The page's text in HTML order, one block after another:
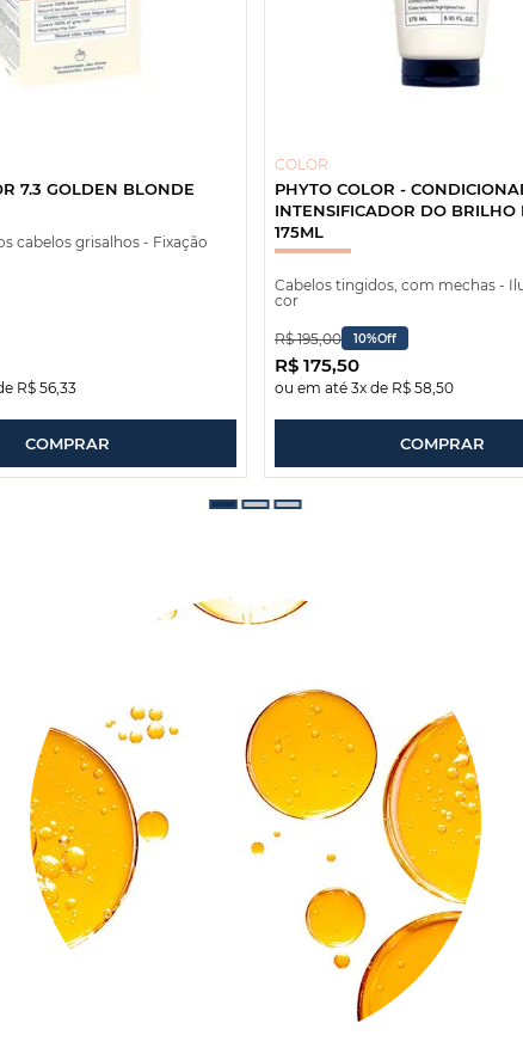
7.3 GOLDEN BLONDE
cabelos grisalhos - Fixação
R$ 56,33
COMPRAR
COLOR
PHYTO COLOR -
INTENSIFICADOR DO BRILHO
175ML
Cabelos tingidos, com mechas -
cor
R$ 195,00 10%Off
R$ 175,50
ou em até 3x de R$ 58,50
COMPRAR